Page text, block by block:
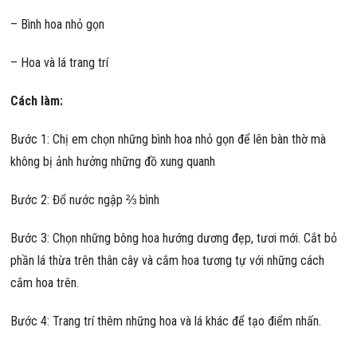
– Bình hoa nhỏ gọn
– Hoa và lá trang trí
Cách làm:
Bước 1: Chị em chọn những bình hoa nhỏ gọn để lên bàn thờ mà
không bị ảnh hưởng những đồ xung quanh
Bước 2: Đổ nước ngập ⅔ bình
Bước 3: Chọn những bông hoa hướng dương đẹp, tươi mới. Cắt bỏ
phần lá thừa trên thân cây và cắm hoa tương tự với những cách
cắm hoa trên.
Bước 4: Trang trí thêm những hoa và lá khác để tạo điểm nhấn.